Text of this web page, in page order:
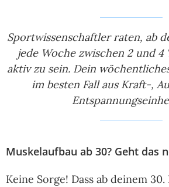
Sportwissenschaftler raten, ab
jede Woche zwischen 2 und
aktiv zu sein. Dein
im besten Fall aus Kraft-,
Muskelaufbau ab 30? Geht das
Keine Sorge! Dass ab deinem 30.